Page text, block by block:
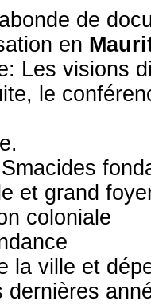
de
en
Les visions
le
et grand
coloniale
la ville et
dernières